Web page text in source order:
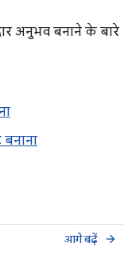
अनुभव बनाने के बारे
आगे बढ़ें arrow_forward